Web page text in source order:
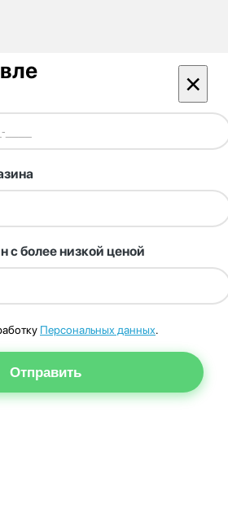
×
с более низкой ценой
Персональных данных.
Отправить